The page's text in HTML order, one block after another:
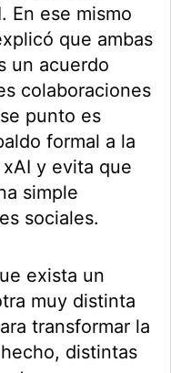
En ese mismo
que ambas
un acuerdo
colaboraciones
punto es
formal a la
y evita que
simple
sociales.
exista un
muy distinta
transformar la
distintas